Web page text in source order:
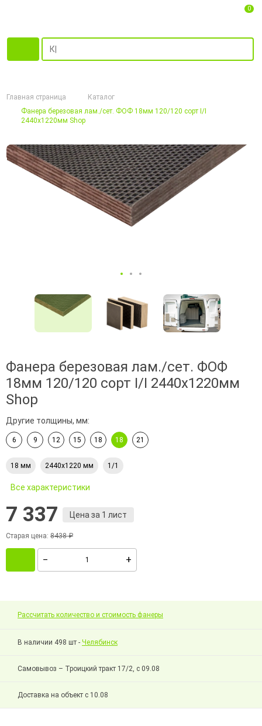
0
Главная страница
Каталог
Фанера березовая лам./сет. ФОФ 18мм 120/120 сорт I/I
2440х1220мм Shop
Фанера березовая лам./сет. ФОФ
18мм 120/120 сорт I/I 2440х1220мм
Shop
Другие толщины, мм:
6 9 12 15 18 18 21
18 мм 2440х1220 мм 1/1
Все характеристики
7 337 Цена за 1 лист
Старая цена: 8438 ₽
Рассчитать количество и стоимость фанеры
В наличии 498 шт - Челябинск
Самовывоз – Троицкий тракт 17/2, с 09.08
Доставка на объект с 10.08